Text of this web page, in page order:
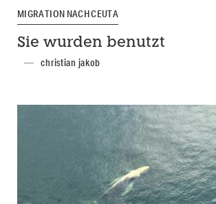
MIGRATION NACH CEUTA
Sie wurden benutzt
christian jakob